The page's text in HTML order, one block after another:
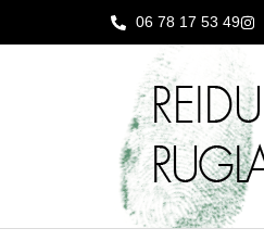
06 78 17 53 49